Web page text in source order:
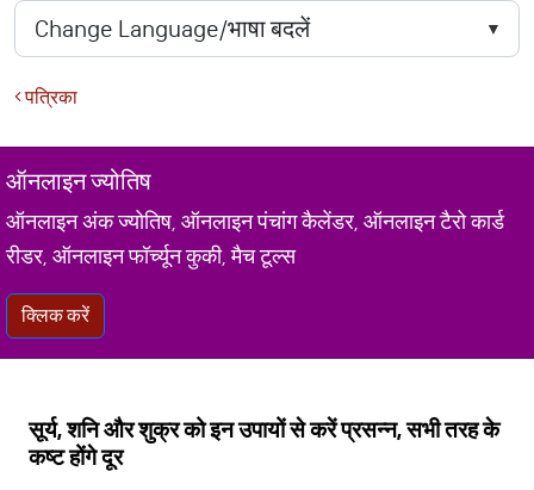
पत्रिका
ऑनलाइन ज्योतिष
ऑनलाइन अंक ज्योतिष, ऑनलाइन पंचांग कैलेंडर, ऑनलाइन टैरो कार्ड
रीडर, ऑनलाइन फॉर्च्यून कुकी, मैच टूल्स
क्लिक करें
सूर्य, शनि और शुक्र को इन उपायों से करें प्रसन्न, सभी तरह के
कष्ट होंगे दूर